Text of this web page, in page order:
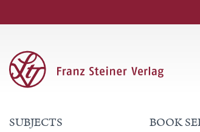
SUBJECTS BOOK